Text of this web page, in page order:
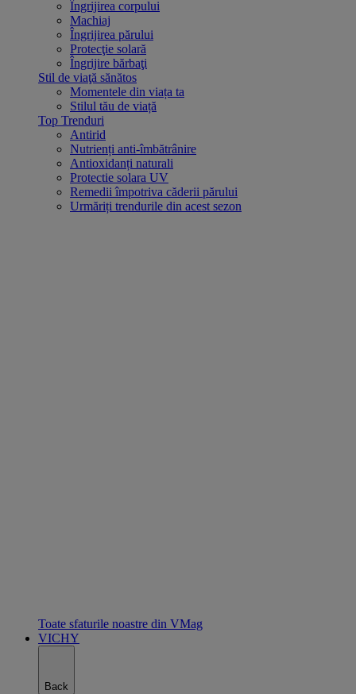
Îngrijirea corpului
Machiaj
Îngrijirea părului
Protecţie solară
Îngrijire bărbaţi
Stil de viaţă sănătos
Momentele din viața ta
Stilul tău de viață
Top Trenduri
Antirid
Nutrienți anti-îmbătrânire
Antioxidanți naturali
Protectie solara UV
Remedii împotriva căderii părului
Urmăriți trendurile din acest sezon
Toate sfaturile noastre din VMag
VICHY
Back